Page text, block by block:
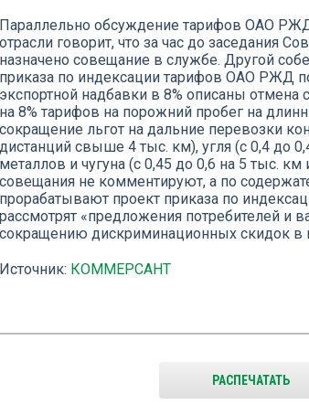
Параллельно обсуждение тарифов ОАО
отрасли говорит, что за час до заседания
назначено совещание в службе. Другой
приказа по индексации тарифов ОАО РЖД
экспортной надбавки в 8% описаны
на 8% тарифов на порожний пробег на
сокращение льгот на дальние перевозки
дистанций свыше 4 тыс. км), угля (с 0,4 до
металлов и чугуна (с 0,45 до 0,6 на 5 тыс.
совещания не комментируют, а по
прорабатывают проект приказа по
рассмотрят «предложения потребителей и
сокращению дискриминационных скидок в
Источник: КОММЕРСАНТ
РАСПЕЧАТАТЬ